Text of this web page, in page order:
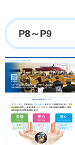
P8～P9